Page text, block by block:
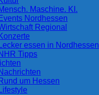
Maschine. KI.
Events Nordhessen
Regional
Konzerte
Lecker essen in Nordhessen
Tipps
Rund um Hessen
Lifestyle